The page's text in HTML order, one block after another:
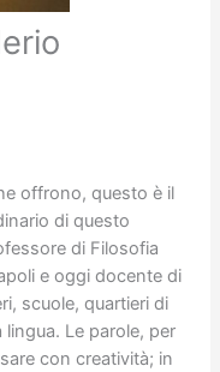
offrono, questo è il
di questo
di Filosofia
e oggi docente di
scuole, quartieri di
lingua. Le parole, per
con creatività; in